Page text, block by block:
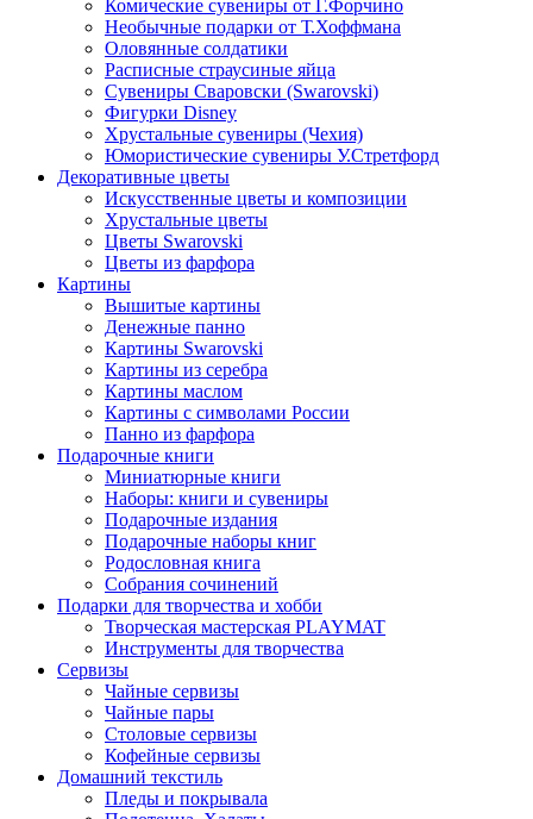
Комические сувениры от Г.Форчино
Необычные подарки от Т.Хоффмана
Оловянные солдатики
Расписные страусиные яйца
Сувениры Сваровски (Swarovski)
Фигурки Disney
Хрустальные сувениры (Чехия)
Юмористические сувениры У.Стретфорд
Декоративные цветы
Искусственные цветы и композиции
Хрустальные цветы
Цветы Swarovski
Цветы из фарфора
Картины
Вышитые картины
Денежные панно
Картины Swarovski
Картины из серебра
Картины маслом
Картины с символами России
Панно из фарфора
Подарочные книги
Миниатюрные книги
Наборы: книги и сувениры
Подарочные издания
Подарочные наборы книг
Родословная книга
Собрания сочинений
Подарки для творчества и хобби
Творческая мастерская PLAYMAT
Инструменты для творчества
Cервизы
Чайные сервизы
Чайные пары
Столовые сервизы
Кофейные сервизы
Домашний текстиль
Пледы и покрывала